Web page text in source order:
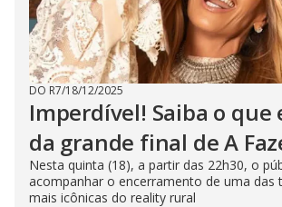
DO R7/18/12/2025
Imperdível! Saiba o que
da grande final de A
Nesta quinta (18), a partir das 22h30, o
acompanhar o encerramento de uma das
mais icônicas do reality rural